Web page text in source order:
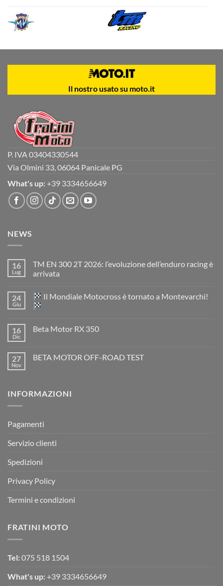
Il nostro usato su moto.it
P. IVA 03404330544
Via Olmini 33, 06064 Panicale PG
What's up: +39 3334656649
NEWS
16
Lug
TM EN 300 2T 2026: l’evoluzione dell’enduro racing è
arrivata
su
TM
EN
2026:
è
arrivata
24
Giu
Il Mondiale Motocross è tornato a Montevarchi!
su
Motocross
è
16
Dic
Beta Motor RX 350
Beta
27
Nov
BETA MOTOR OFF-ROAD TEST
MOTOR
INFORMAZIONI
Pagamenti
Servizio clienti
Spedizioni
Privacy Policy
Termini e condizioni
FRATINI MOTO
Tel: 075 518 1504
What's up: +39 3334656649